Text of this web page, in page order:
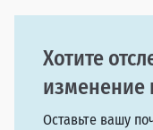
Хотите
изменение
Оставьте вашу